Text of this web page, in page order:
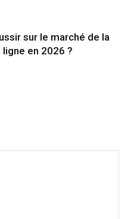
sur le marché de la
en 2026 ?